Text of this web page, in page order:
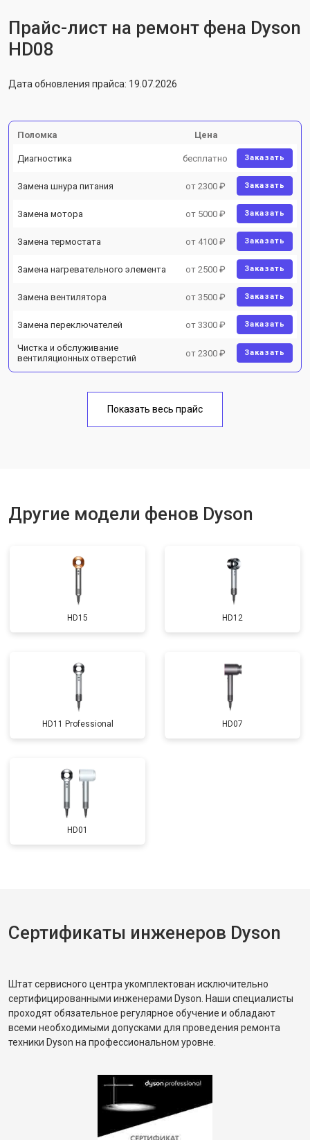
Прайс-лист на ремонт фена Dyson
HD08
Дата обновления прайса: 19.07.2026
Поломка Цена
Диагностика бесплатно Заказать
Замена шнура питания от 2300 ₽ Заказать
Замена мотора от 5000 ₽ Заказать
Замена термостата от 4100 ₽ Заказать
Замена нагревательного элемента от 2500 ₽ Заказать
Замена вентилятора от 3500 ₽ Заказать
Замена переключателей от 3300 ₽ Заказать
Чистка и обслуживание
вентиляционных отверстий
от 2300 ₽ Заказать
Показать весь прайс
Другие модели фенов Dyson
HD15 HD12
HD11 Professional HD07
HD01
Сертификаты инженеров Dyson
Штат сервисного центра укомплектован исключительно
сертифицированными инженерами Dyson. Наши специалисты
проходят обязательное регулярное обучение и обладают
всеми необходимыми допусками для проведения ремонта
техники Dyson на профессиональном уровне.